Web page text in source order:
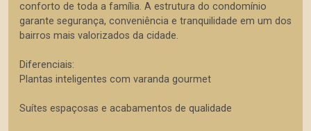
conforto de toda a família. A estrutura do condomínio
garante segurança, conveniência e tranquilidade em um dos
bairros mais valorizados da cidade.
Diferenciais:
Plantas inteligentes com varanda gourmet
Suítes espaçosas e acabamentos de qualidade